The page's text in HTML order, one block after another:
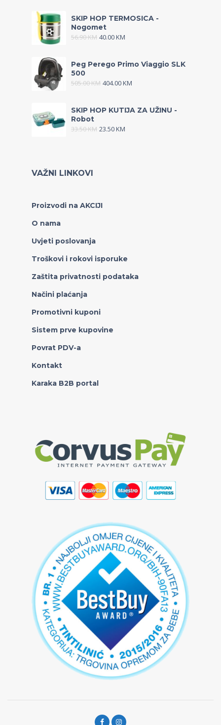
SKIP HOP TERMOSICA -
Nogomet
56.90KM 40.00KM
Peg Perego Primo Viaggio SLK
500
505.00KM 404.00KM
SKIP HOP KUTIJA ZA UŽINU -
Robot
33.50KM 23.50KM
VAŽNI LINKOVI
Proizvodi na AKCIJI
O nama
Uvjeti poslovanja
Troškovi i rokovi isporuke
Zaštita privatnosti podataka
Načini plaćanja
Promotivni kuponi
Sistem prve kupovine
Povrat PDV-a
Kontakt
Karaka B2B portal